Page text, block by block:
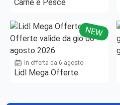
Carne e Pesce
NEW
In offerta da 6 agosto
Lidl Mega Offerte